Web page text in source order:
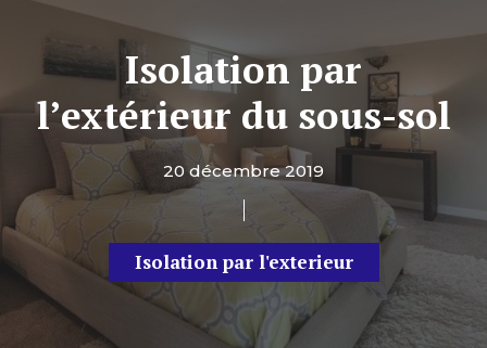
Isolation par
l’extérieur du sous-sol
20 décembre 2019
Isolation par l'exterieur